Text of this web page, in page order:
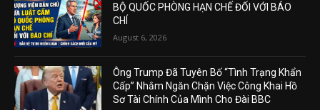
BỘ QUỐC PHÒNG HẠN CHẾ ĐỐI VỚI BÁO
CHÍ
August 6, 2026
Ông Trump Đã Tuyên Bố “Tình Trạng Khẩn
Cấp” Nhằm Ngăn Chặn Việc Công Khai Hồ
Sơ Tài Chính Của Mình Cho Đài BBC